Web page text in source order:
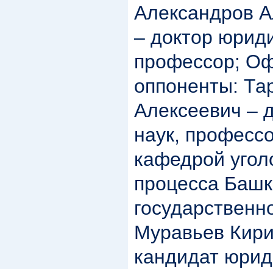
Александров
– доктор
профессор;
оппоненты:
Алексеевич –
наук,
кафедрой
процесса
Муравьев
кандидат